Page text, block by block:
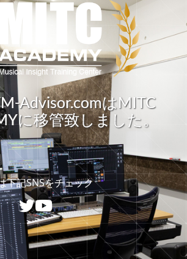
Advisor.comはMITC
に移管致しました。
下記SNSをチェック